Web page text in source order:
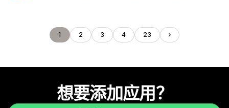
1 2 3 4 23
想要添加应用？